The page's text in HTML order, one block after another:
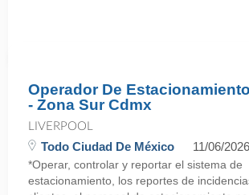
Operador De Estacionamiento
- Zona Sur Cdmx
LIVERPOOL
Todo Ciudad De México 11/06/2026
*Operar, controlar y reportar el sistema de
estacionamiento, los reportes de